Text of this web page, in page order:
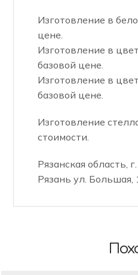
Изготовление в
цене.
Изготовление в
базовой цене.
Изготовление в
базовой цене.
Изготовление
стоимости.
Рязанская область,
Рязань ул. Большая,